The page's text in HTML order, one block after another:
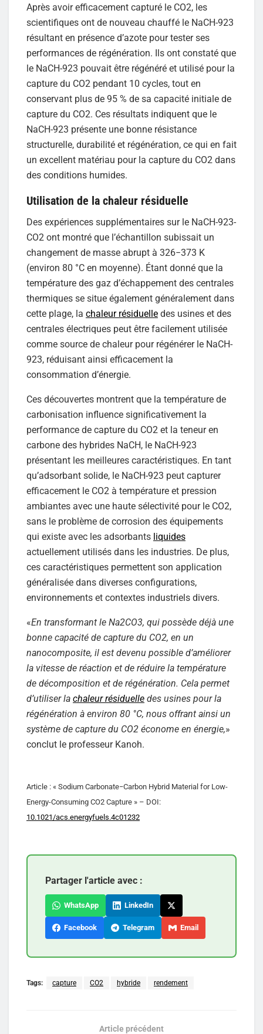
Après avoir efficacement capturé le CO2, les
scientifiques ont de nouveau chauffé le NaCH-923
résultant en présence d’azote pour tester ses
performances de régénération. Ils ont constaté que
le NaCH-923 pouvait être régénéré et utilisé pour la
capture du CO2 pendant 10 cycles, tout en
conservant plus de 95 % de sa capacité initiale de
capture du CO2. Ces résultats indiquent que le
NaCH-923 présente une bonne résistance
structurelle, durabilité et régénération, ce qui en fait
un excellent matériau pour la capture du CO2 dans
des conditions humides.
Utilisation de la chaleur résiduelle
Des expériences supplémentaires sur le NaCH-923-
CO2 ont montré que l’échantillon subissait un
changement de masse abrupt à 326−373 K
(environ 80 °C en moyenne). Étant donné que la
température des gaz d’échappement des centrales
thermiques se situe également généralement dans
cette plage, la chaleur résiduelle des usines et des
centrales électriques peut être facilement utilisée
comme source de chaleur pour régénérer le NaCH-
923, réduisant ainsi efficacement la
consommation d’énergie.
Ces découvertes montrent que la température de
carbonisation influence significativement la
performance de capture du CO2 et la teneur en
carbone des hybrides NaCH, le NaCH-923
présentant les meilleures caractéristiques. En tant
qu’adsorbant solide, le NaCH-923 peut capturer
efficacement le CO2 à température et pression
ambiantes avec une haute sélectivité pour le CO2,
sans le problème de corrosion des équipements
qui existe avec les adsorbants liquides
actuellement utilisés dans les industries. De plus,
ces caractéristiques permettent son application
généralisée dans diverses configurations,
environnements et contextes industriels divers.
«En transformant le Na2CO3, qui possède déjà une
bonne capacité de capture du CO2, en un
nanocomposite, il est devenu possible d’améliorer
la vitesse de réaction et de réduire la température
de décomposition et de régénération. Cela permet
d’utiliser la chaleur résiduelle des usines pour la
régénération à environ 80 °C, nous offrant ainsi un
système de capture du CO2 économe en énergie,»
conclut le professeur Kanoh.
Article : « Sodium Carbonate−Carbon Hybrid Material for Low-
Energy-Consuming CO2 Capture » – DOI:
10.1021/acs.energyfuels.4c01232
Partager l'article avec :
WhatsApp LinkedIn
Facebook Telegram Email
Tags: capture CO2 hybride rendement
Article précédent